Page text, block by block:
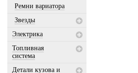
Ремни вариатора
Звезды
Электрика
Топливная
система
Детали кузова и